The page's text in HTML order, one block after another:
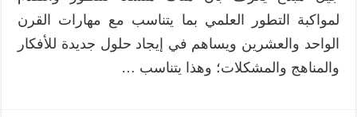
لمواكبة التطور العلمي بما يتناسب مع مهارات القرن
الواحد والعشرين ويساهم في إيجاد حلول جديدة للأفكار
والمناهج والمشكلات؛ وهذا يتناسب …